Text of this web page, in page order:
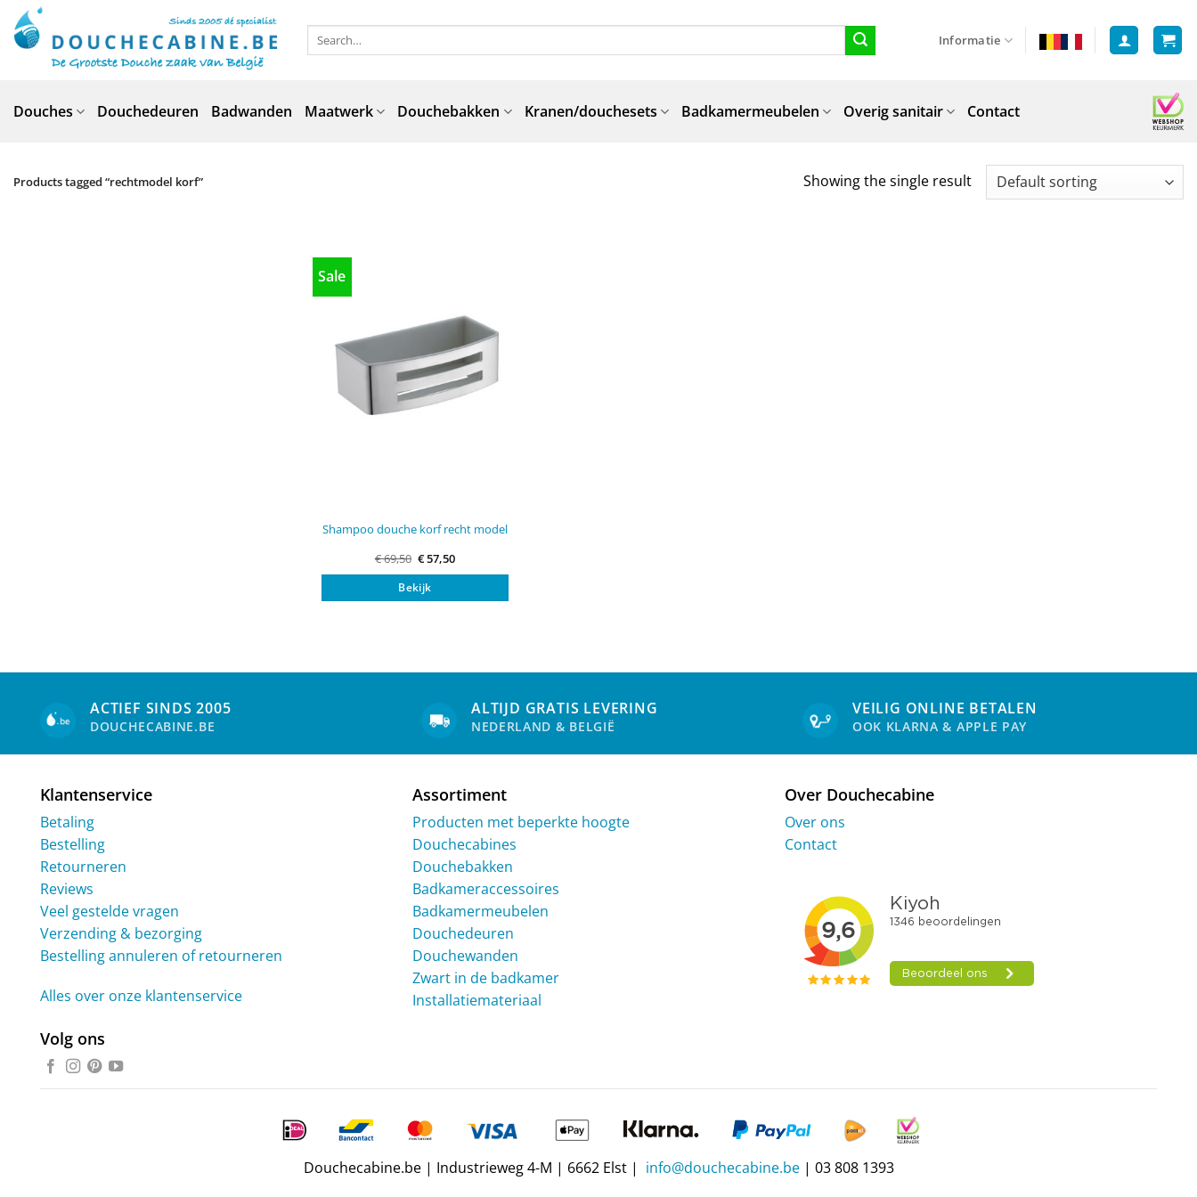
Skip
content
Search
Informatie
Douches Douchedeuren Badwanden Maatwerk Douchebakken Kranen/douchesets Badkamermeubelen Overig sanitair Contact
Products tagged “rechtmodel korf” Showing the single result
Sale
Shampoo douche korf recht model
€69,50 Original
price
was:
€ 69,50.
€57,50Current
is:
Bekijk
ACTIEF SINDS 2005
DOUCHECABINE.BE
ALTIJD GRATIS LEVERING
NEDERLAND & BELGIË
VEILIG ONLINE BETALEN
OOK KLARNA & APPLE PAY
Klantenservice
Betaling
Bestelling
Retourneren
Reviews
Veel gestelde vragen
Verzending & bezorging
Bestelling annuleren of retourneren
Alles over onze klantenservice
Volg ons
Assortiment
Producten met beperkte hoogte
Douchecabines
Douchebakken
Badkameraccessoires
Badkamermeubelen
Douchedeuren
Douchewanden
Zwart in de badkamer
Installatiemateriaal
Over Douchecabine
Over ons
Contact
Douchecabine.be | Industrieweg 4-M | 6662 Elst | info@douchecabine.be| 03 808 1393